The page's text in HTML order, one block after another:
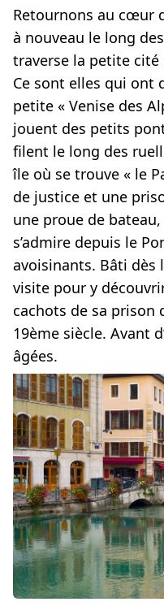
Retournons au cœur
à nouveau le long
traverse la petite
Ce sont elles qui ont
petite « Venise des
jouent des petits
filent le long des
île où se trouve « le
de justice et une
une proue de
s’admire depuis le
avoisinants. Bâti dès
visite pour y
cachots de sa prison
19ème siècle. Avant
âgées.